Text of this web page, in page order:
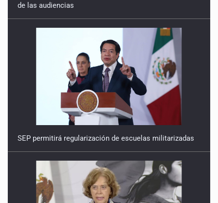
de las audiencias
SEP permitirá regularización de escuelas militarizadas